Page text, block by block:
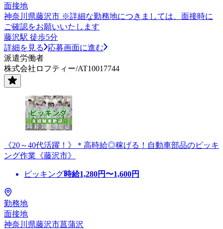
面接地
神奈川県藤沢市 ※詳細な勤務地につきましては、面接時に
ご確認をお願いいたします
藤沢駅 徒歩5分
詳細を見る
応募画面に進む
派遣労働者
株式会社ロフティー/AT10017744
《20～40代活躍！》＊高時給◎稼げる！自動車部品のピッキ
ング作業《藤沢市》
ピッキング時給1,280円〜1,600円
勤務地
面接地
神奈川県藤沢市菖蒲沢